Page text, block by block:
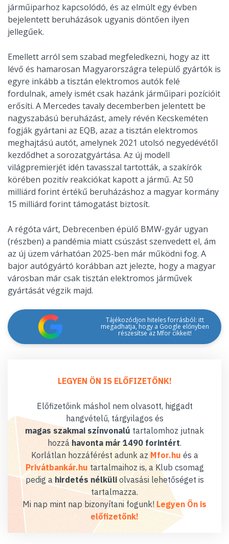
járműiparhoz kapcsolódó, és az elmúlt egy évben
bejelentett beruházások ugyanis döntően ilyen
jellegűek.
Emellett arról sem szabad megfeledkezni, hogy az itt
lévő és hamarosan Magyarországra települő gyártók is
egyre inkább a tisztán elektromos autók felé
fordulnak, amely ismét csak hazánk járműipari pozícióit
erősíti. A Mercedes tavaly decemberben jelentett be
nagyszabású beruházást, amely révén Kecskeméten
fogják gyártani az EQB, azaz a tisztán elektromos
meghajtású autót, amelynek 2021 utolsó negyedévétől
kezdődhet a sorozatgyártása. Az új modell
világpremierjét idén tavasszal tartották, a szakírók
körében pozitív reakciókat kapott a jármű. Az 50
milliárd forint értékű beruházáshoz a magyar kormány
15 milliárd forint támogatást biztosít.
A régóta várt, Debrecenben épülő BMW-gyár ugyan
(részben) a pandémia miatt csúszást szenvedett el, ám
az új üzem várhatóan 2025-ben már működni fog. A
bajor autógyártó korábban azt jelezte, hogy a magyar
városban már csak tisztán elektromos járművek
gyártását végzik majd.
Tájékozódjon hiteles forrásból: itt
megadhatja, hogy a Google előnyben
részesítse az Mfor cikkeit!
LEGYEN ÖN IS ELŐFIZETŐNK!
Előfizetőink máshol nem olvasott, higgadt
hangvételű, tárgyilagos és
magas szakmai színvonalú tartalomhoz jutnak
hozzáhavonta már 1490 forintért.
Korlátlan hozzáférést adunk az Mfor.hu és a
Privátbankár.hu tartalmaihoz is, a Klub csomag
pedig a hirdetés nélküliolvasási lehetőséget is
tartalmazza.
Mi nap mint nap bizonyítani fogunk! Legyen Ön is
előfizetőnk!